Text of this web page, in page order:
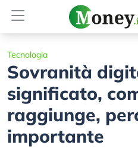
Tecnologia
Sovranità
significato,
raggiunge,
importante